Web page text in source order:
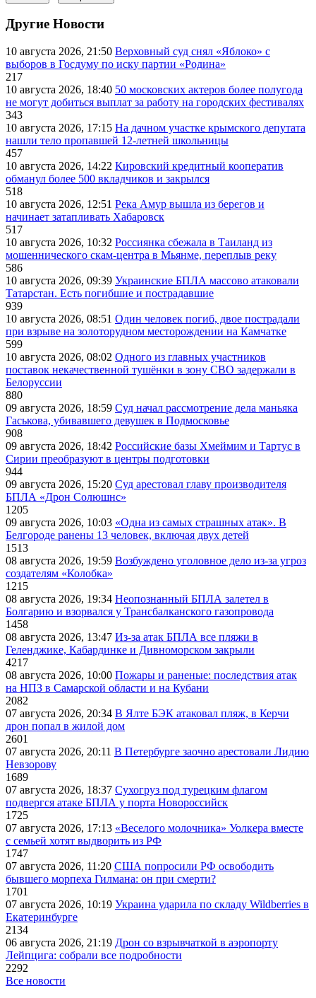
Другие Новости
10 августа 2026, 21:50 Верховный суд снял «Яблоко» с
выборов в Госдуму по иску партии «Родина»
217
10 августа 2026, 18:40 50 московских актеров более полугода
не могут добиться выплат за работу на городских фестивалях
343
10 августа 2026, 17:15 На дачном участке крымского депутата
нашли тело пропавшей 12-летней школьницы
457
10 августа 2026, 14:22 Кировский кредитный кооператив
обманул более 500 вкладчиков и закрылся
518
10 августа 2026, 12:51 Река Амур вышла из берегов и
начинает затапливать Хабаровск
517
10 августа 2026, 10:32 Россиянка сбежала в Таиланд из
мошеннического скам-центра в Мьянме, переплыв реку
586
10 августа 2026, 09:39 Украинские БПЛА массово атаковали
Татарстан. Есть погибшие и пострадавшие
939
10 августа 2026, 08:51 Один человек погиб, двое пострадали
при взрыве на золоторудном месторождении на Камчатке
599
10 августа 2026, 08:02 Одного из главных участников
поставок некачественной тушёнки в зону СВО задержали в
Белоруссии
880
09 августа 2026, 18:59 Суд начал рассмотрение дела маньяка
Гаськова, убивавшего девушек в Подмосковье
908
09 августа 2026, 18:42 Российские базы Хмеймим и Тартус в
Сирии преобразуют в центры подготовки
944
09 августа 2026, 15:20 Суд арестовал главу производителя
БПЛА «Дрон Солюшнс»
1205
09 августа 2026, 10:03 «Одна из самых страшных атак». В
Белгороде ранены 13 человек, включая двух детей
1513
08 августа 2026, 19:59 Возбуждено уголовное дело из-за угроз
создателям «Колобка»
1215
08 августа 2026, 19:34 Неопознанный БПЛА залетел в
Болгарию и взорвался у Трансбалканского газопровода
1458
08 августа 2026, 13:47 Из-за атак БПЛА все пляжи в
Геленджике, Кабардинке и Дивноморском закрыли
4217
08 августа 2026, 10:00 Пожары и раненые: последствия атак
на НПЗ в Самарской области и на Кубани
2082
07 августа 2026, 20:34 В Ялте БЭК атаковал пляж, в Керчи
дрон попал в жилой дом
2601
07 августа 2026, 20:11 В Петербурге заочно арестовали Лидию
Невзорову
1689
07 августа 2026, 18:37 Сухогруз под турецким флагом
подвергся атаке БПЛА у порта Новороссийск
1725
07 августа 2026, 17:13 «Веселого молочника» Уолкера вместе
с семьей хотят выдворить из РФ
1747
07 августа 2026, 11:20 США попросили РФ освободить
бывшего морпеха Гилмана: он при смерти?
1701
07 августа 2026, 10:19 Украина ударила по складу Wildberries в
Екатеринбурге
2134
06 августа 2026, 21:19 Дрон со взрывчаткой в аэропорту
Лейпцига: собрали все подробности
2292
Все новости